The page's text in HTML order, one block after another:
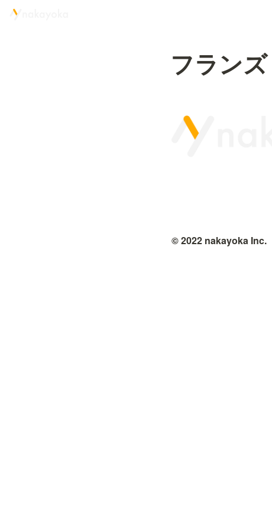
フランズ
© 2022 nakayoka Inc.